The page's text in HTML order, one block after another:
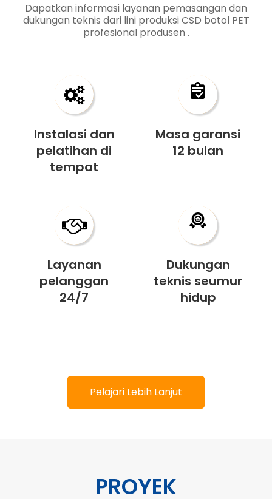
Dapatkan informasi layanan pemasangan dan
dukungan teknis dari lini produksi CSD botol PET
profesional produsen .
Instalasi dan
pelatihan di
tempat
Masa garansi
12 bulan
Layanan
pelanggan
24/7
Dukungan
teknis seumur
hidup
Pelajari Lebih Lanjut
PROYEK